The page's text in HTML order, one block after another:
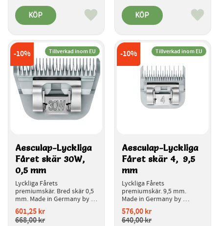
Lägg till i favoriter
KÖP
Lägg
KÖP
Aesculap-Lyckliga
Fåret skär 30W,
0,5 mm
Lyckliga Fårets
premiumskär. Bred skär 0,5
mm. Made in Germany by
aesculap.
Introduktionspris.
601,25kr
668,00kr
10% Tillverkad inom EU
Aesculap-Lyckliga
Fåret skär 4,  9,5
mm
Lyckliga Fårets
premiumskär. 9,5 mm.
Made in Germany by
aesculap.
Introduktionspris.
576,00kr
640,00kr
10% Tillverkad inom EU